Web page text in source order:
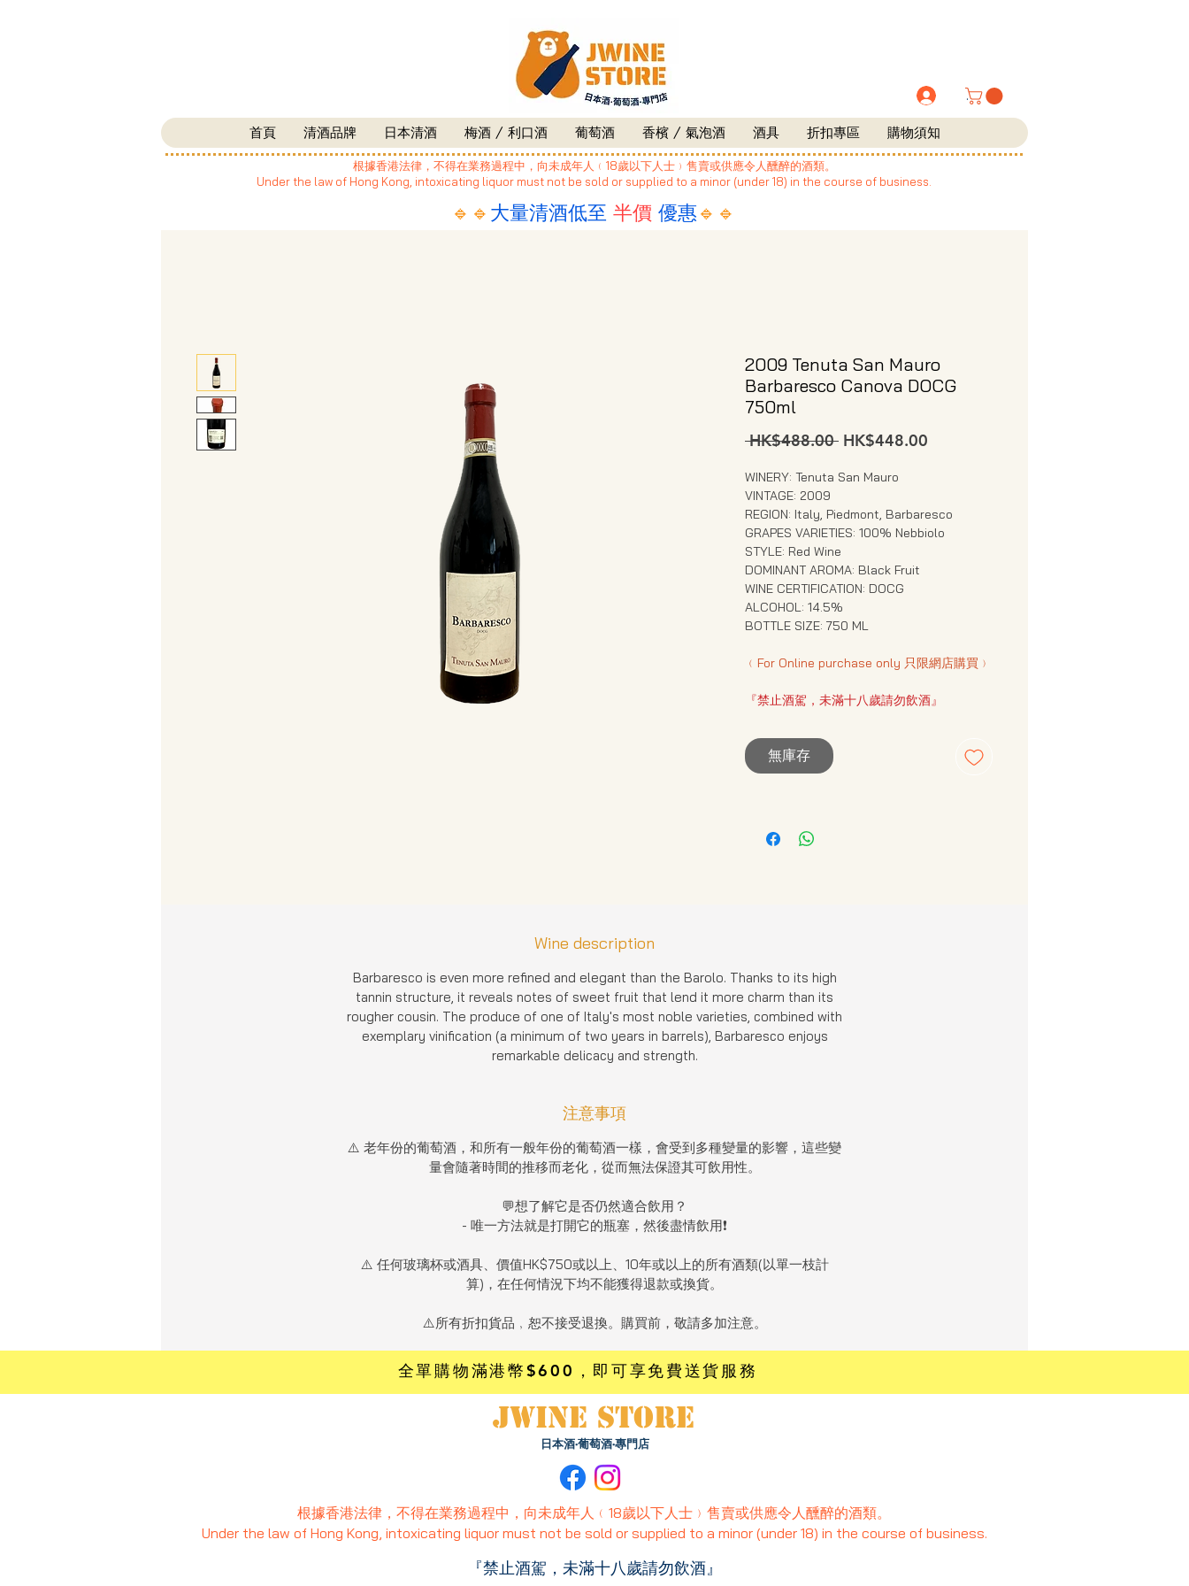
.
首頁 清酒品牌 日本清酒 梅酒 / 利口酒 葡萄酒 香檳 / 氣泡酒 酒具 折扣專區 購物須知
根據香港法律，不得在業務過程中，向未成年人﹙18歲以下人士﹚售賣或供應令人醺醉的酒類。
Under the law of Hong Kong, intoxicating liquor must not be sold or supplied to a minor (under 18) in the course of business.
🔹🔹 大量清酒低至 半價 優惠🔹🔹
2009 Tenuta San Mauro
Barbaresco Canova DOCG
750ml
HK$488.00 一
價
HK$448.00
WINERY: Tenuta San Mauro
VINTAGE: 2009
REGION: Italy, Piedmont, Barbaresco
GRAPES VARIETIES: 100% Nebbiolo
STYLE: Red Wine
DOMINANT AROMA: Black Fruit
WINE CERTIFICATION: DOCG
ALCOHOL: 14.5%
BOTTLE SIZE: 750 ML
﹙For Online purchase only 只限網店購買﹚
『禁止酒駕，未滿十八歲請勿飲酒』
無庫存
Wine description
Barbaresco is even more refined and elegant than the Barolo. Thanks to its high
tannin structure, it reveals notes of sweet fruit that lend it more charm than its
rougher cousin. The produce of one of Italy's most noble varieties, combined with
exemplary vinification (a minimum of two years in barrels), Barbaresco enjoys
remarkable delicacy and strength.
注意事項
⚠️ 老年份的葡萄酒，和所有一般年份的葡萄酒一樣，會受到多種變量的影響，這些變
量會隨著時間的推移而老化，從而無法保證其可飲用性。
💬想了解它是否仍然適合飲用？
- 唯一方法就是打開它的瓶塞，然後盡情飲用❗️
⚠️ 任何玻璃杯或酒具、價值HK$750或以上、10年或以上的所有酒類(以單一枝計
算)，在任何情況下均不能獲得退款或換貨。
⚠️所有折扣貨品﹐恕不接受退換。購買前，敬請多加注意。
全單購物滿港幣$600 ，即可享免費送貨服務
JWINE STORE
日本酒·葡萄酒·專門店
根據香港法律，不得在業務過程中，向未成年人﹙18歲以下人士﹚售賣或供應令人醺醉的酒類。
Under the law of Hong Kong, intoxicating liquor must not be sold or supplied to a minor (under 18) in the course of business.
『禁止酒駕，未滿十八歲請勿飲酒』